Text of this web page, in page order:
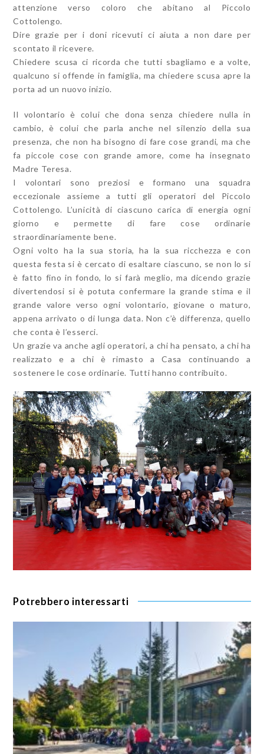
attenzione verso coloro che abitano al Piccolo
Cottolengo.
Dire grazie per i doni ricevuti ci aiuta a non dare per
scontato il ricevere.
Chiedere scusa ci ricorda che tutti sbagliamo e a volte,
qualcuno si offende in famiglia, ma chiedere scusa apre la
porta ad un nuovo inizio.
Il volontario è colui che dona senza chiedere nulla in
cambio, è colui che parla anche nel silenzio della sua
presenza, che non ha bisogno di fare cose grandi, ma che
fa piccole cose con grande amore, come ha insegnato
Madre Teresa.
I volontari sono preziosi e formano una squadra
eccezionale assieme a tutti gli operatori del Piccolo
Cottolengo. L’unicità di ciascuno carica di energia ogni
giorno e permette di fare cose ordinarie
straordinariamente bene.
Ogni volto ha la sua storia, ha la sua ricchezza e con
questa festa si è cercato di esaltare ciascuno, se non lo si
è fatto fino in fondo, lo si farà meglio, ma dicendo grazie
divertendosi si è potuta confermare la grande stima e il
grande valore verso ogni volontario, giovane o maturo,
appena arrivato o di lunga data. Non c’è differenza, quello
che conta è l’esserci.
Un grazie va anche agli operatori, a chi ha pensato, a chi ha
realizzato e a chi è rimasto a Casa continuando a
sostenere le cose ordinarie. Tutti hanno contribuito.
Potrebbero interessarti